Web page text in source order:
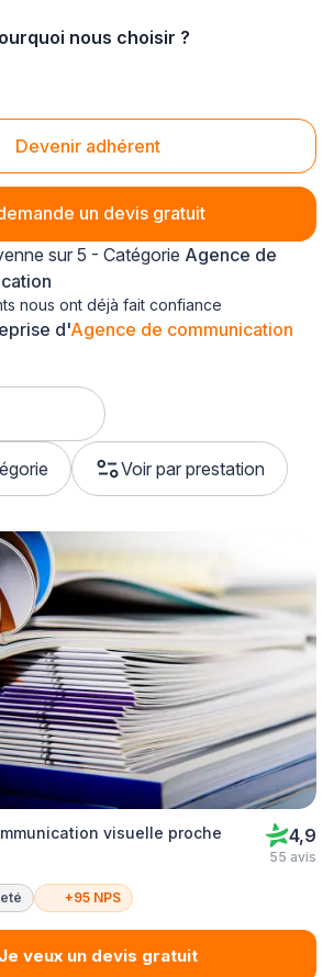
nous choisir ?
Devenir adhérent
un devis gratuit
Indre-et-Loire (37)
d'Agence de communication
Voir par prestation
sur 5 - Catégorie Agence de
nous ont déjà fait confiance
visuelle proche
4,9
55 avis
+95 NPS
Je veux un devis gratuit